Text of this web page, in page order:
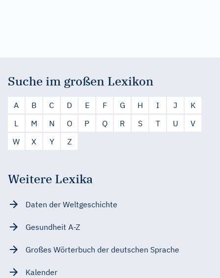
Suche im großen Lexikon
A B C D E F G H I J
K
L
M N O P Q R S T U
V
W
X Y Z
Weitere Lexika
Daten der Weltgeschichte
Gesundheit A-Z
Großes Wörterbuch der deutschen Sprache
Kalender